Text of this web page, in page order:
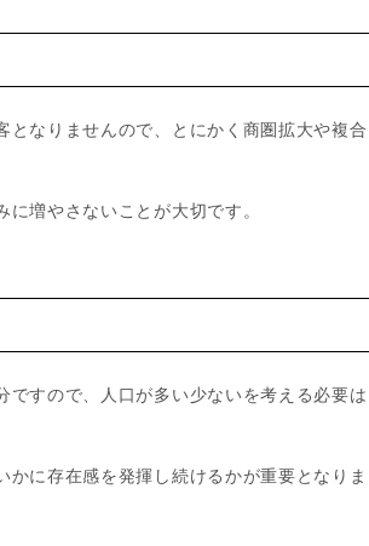
なりませんので、とにかく商圏拡大や複合
増やさないことが大切です。
すので、人口が多い少ないを考える必要は
に存在感を発揮し続けるかが重要となりま